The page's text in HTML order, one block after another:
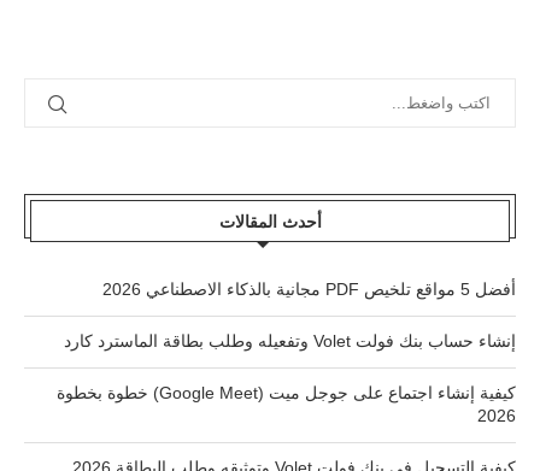
أحدث المقالات
أفضل 5 مواقع تلخيص PDF مجانية بالذكاء الاصطناعي 2026
إنشاء حساب بنك فولت Volet وتفعيله وطلب بطاقة الماسترد كارد
كيفية إنشاء اجتماع على جوجل ميت (Google Meet) خطوة بخطوة
2026